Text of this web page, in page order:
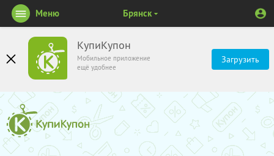
КупиКупон
Мобильное приложение
ещё удобнее
Загрузить
Меню Брянск